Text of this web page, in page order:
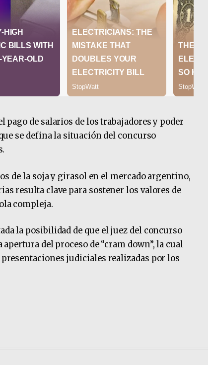
de salarios de los trabajadores y poder
se defina la situación del concurso
de la soja y girasol en el mercado argentino,
resulta clave para sostener los valores de
compleja.
la posibilidad de que el juez del concurso
del proceso de “cram down”, la cual
judiciales realizadas por los